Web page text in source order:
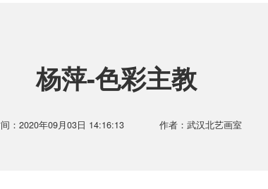
杨萍-色彩主教
：2020年09月03日 14:16:13 作者：武汉北艺画室